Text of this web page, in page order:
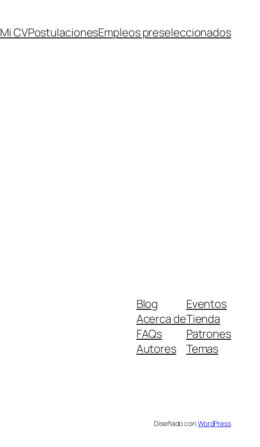
Mi CVPostulacionesEmpleos preseleccionados
Blog
Acerca de
FAQs
Autores
Eventos
Tienda
Patrones
Temas
Diseñado conWordPress